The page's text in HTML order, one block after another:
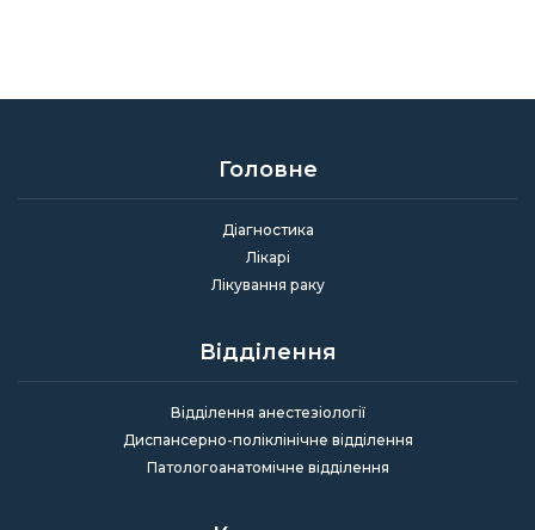
Головне
Діагностика
Лікарі
Лікування раку
Відділення
Відділення анестезіології
Диспансерно-поліклінічне відділення
Патологоанатомічне відділення